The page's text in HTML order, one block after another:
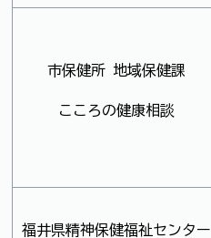
市保健所 地域保健課
こころの健康相談
福井県精神保健福祉センター